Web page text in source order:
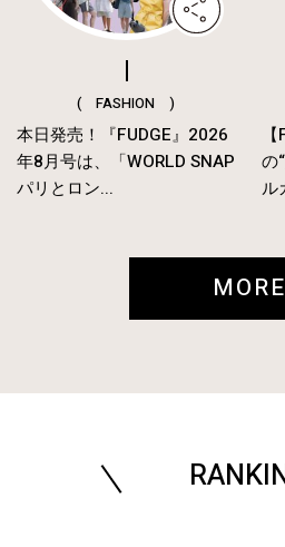
( FASHION )
本日発売！『FUDGE』2026
年8月号は、「WORLD SNAP
パリとロン...
の
ル
MORE